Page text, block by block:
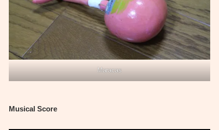
Maracas
Musical Score